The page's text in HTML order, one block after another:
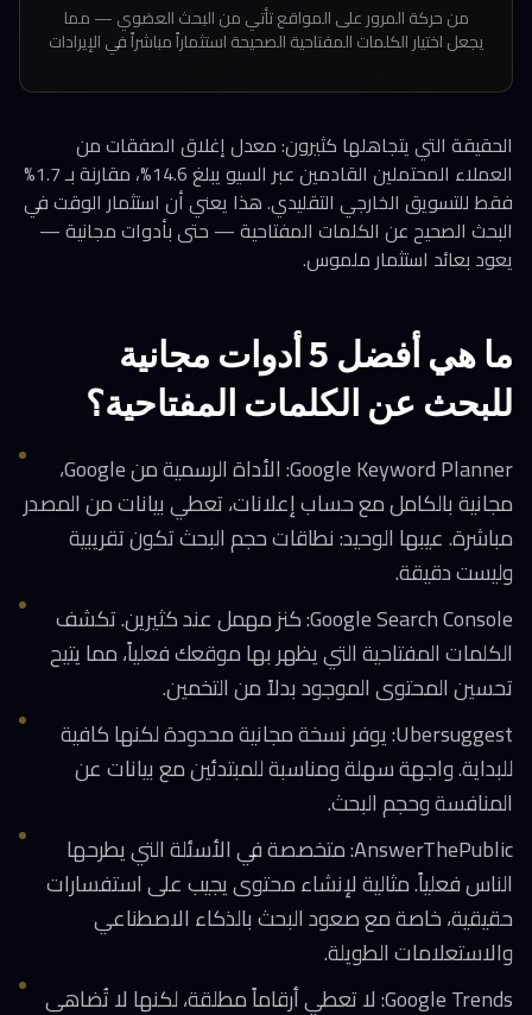
من حركة المرور على المواقع تأتي من البحث العضوي — مما
يجعل اختيار الكلمات المفتاحية الصحيحة استثماراً مباشراً في الإيرادات
الحقيقة التي يتجاهلها كثيرون: معدل إغلاق الصفقات من
العملاء المحتملين القادمين عبر السيو يبلغ 14.6%، مقارنة بـ 1.7%
فقط للتسويق الخارجي التقليدي. هذا يعني أن استثمار الوقت في
البحث الصحيح عن الكلمات المفتاحية — حتى بأدوات مجانية —
يعود بعائد استثمار ملموس.
ما هي أفضل 5 أدوات مجانية
للبحث عن الكلمات المفتاحية؟
Google Keyword Planner: الأداة الرسمية من Google،
مجانية بالكامل مع حساب إعلانات، تعطي بيانات من المصدر
مباشرة. عيبها الوحيد: نطاقات حجم البحث تكون تقريبية
وليست دقيقة.
Google Search Console: كنز مهمل عند كثيرين. تكشف
الكلمات المفتاحية التي يظهر بها موقعك فعلياً، مما يتيح
تحسين المحتوى الموجود بدلاً من التخمين.
Ubersuggest: يوفر نسخة مجانية محدودة لكنها كافية
للبداية. واجهة سهلة ومناسبة للمبتدئين مع بيانات عن
المنافسة وحجم البحث.
AnswerThePublic: متخصصة في الأسئلة التي يطرحها
الناس فعلياً. مثالية لإنشاء محتوى يجيب على استفسارات
حقيقية، خاصة مع صعود البحث بالذكاء الاصطناعي
والاستعلامات الطويلة.
Google Trends: لا تعطي أرقاماً مطلقة، لكنها لا تُضاهى